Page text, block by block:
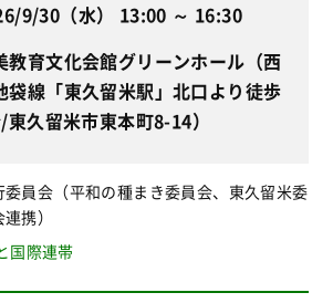
9/30（水） 13:00 ～ 16:30
教育文化会館グリーンホール（西
袋線「東久留米駅」北口より徒歩
東久留米市東本町8-14）
委員会（平和の種まき委員会、東久留米委
携）
国際連帯